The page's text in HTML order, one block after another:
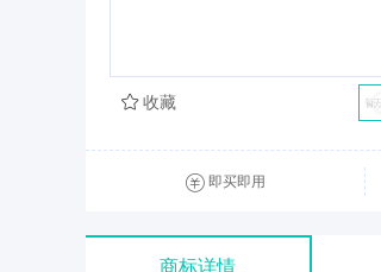
收藏
即买即用
商标详情